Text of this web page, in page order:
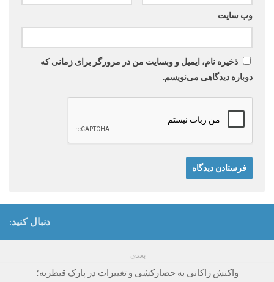
وب‌ سایت
ذخیره نام، ایمیل و وبسایت من در مرورگر برای زمانی که
دوباره دیدگاهی می‌نویسم.
دنبال کنید:
بعدی
واکنش زاکانی به حصارکشی و تغییرات در پارک قیطریه؛